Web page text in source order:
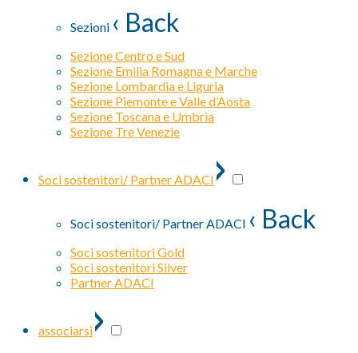
Sezioni ‹ Back
Sezione Centro e Sud
Sezione Emilia Romagna e Marche
Sezione Lombardia e Liguria
Sezione Piemonte e Valle d’Aosta
Sezione Toscana e Umbria
Sezione Tre Venezie
Soci sostenitori/ Partner ADACI ›
Soci sostenitori/ Partner ADACI ‹ Back
Soci sostenitori Gold
Soci sostenitori Silver
Partner ADACI
associarsi›